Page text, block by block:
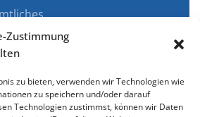
Zustimmung
zu bieten, verwenden wir Technologien wie
zu speichern und/oder darauf
Technologien zustimmst, können wir Daten
Gesundheit
& Ökologie